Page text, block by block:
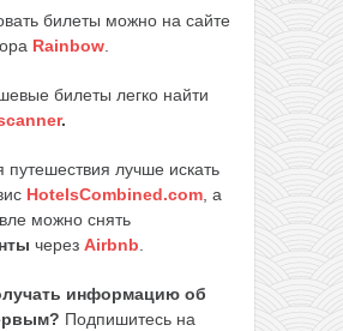
билеты можно на сайте
Rainbow.
билеты легко найти
.
путешествия лучше искать
HotelsCombined.com, а
можно снять
через Airbnb.
информацию об
Подпишитесь на